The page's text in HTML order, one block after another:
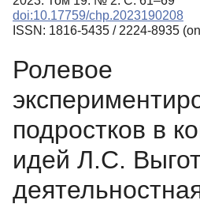
Регистрация
doi:10.17759/chp.2023190208
ISSN: 1816-5435 / 2224-8935
Ролевое
подростков в
идей Л.С.